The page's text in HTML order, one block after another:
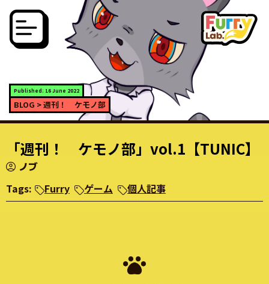
Published: 16 June 2022
BLOG >週刊！ ケモノ部
「週刊！ ケモノ部」vol.1【TUNIC】
ノブ
Tags: Furry ゲーム 個人記事